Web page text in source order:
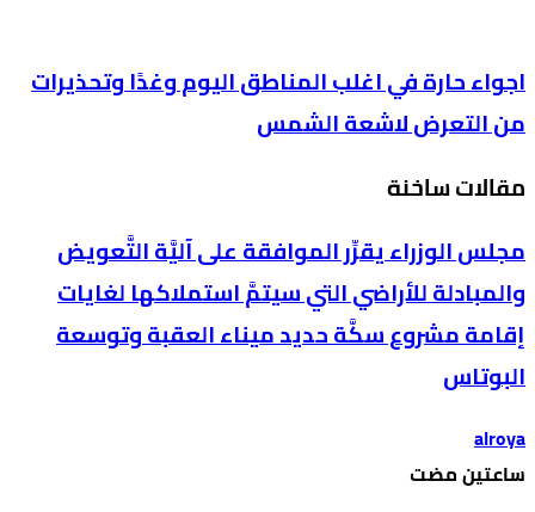
اجواء حارة في اغلب المناطق اليوم وغدًا وتحذيرات
من التعرض لاشعة الشمس
مقالات ساخنة
مجلس الوزراء يقرِّر الموافقة على آليَّة التَّعويض
والمبادلة للأراضي التي سيتمَّ استملاكها لغايات
إقامة مشروع سكَّة حديد ميناء العقبة وتوسعة
البوتاس
alroya
‫‫‫‏‫ساعتين مضت‬